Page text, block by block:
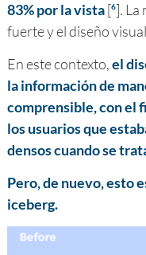
83% por la vista[6]. La
fuerte y el diseño
En este contexto,el
la información de
comprensible, con el
los usuarios que
densos cuando se
Pero, de nuevo, esto
iceberg.